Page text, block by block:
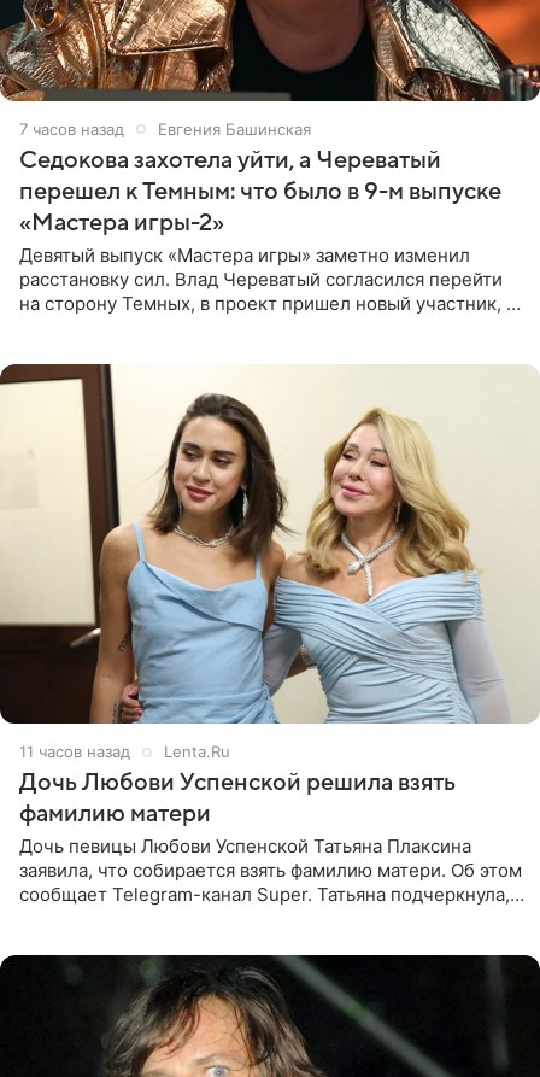
7 часов назад Евгения Башинская
Седокова захотела уйти, а Череватый
перешел к Темным: что было в 9-м выпуске
«Мастера игры-2»
Девятый выпуск «Мастера игры» заметно изменил
расстановку сил. Влад Череватый согласился перейти
на сторону Темных, в проект пришел новый участник, а
11 часов назад Lenta.Ru
Дочь Любови Успенской решила взять
фамилию матери
Дочь певицы Любови Успенской Татьяна Плаксина
заявила, что собирается взять фамилию матери. Об этом
сообщает Telegram-канал Super. Татьяна подчеркнула,